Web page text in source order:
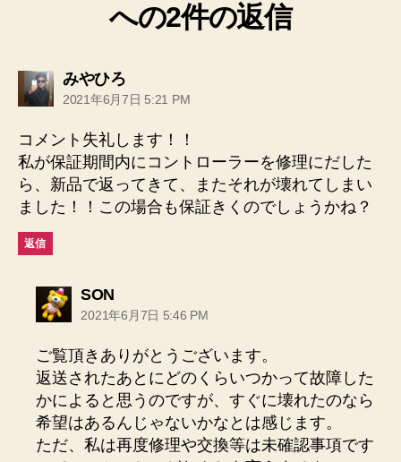
への2件の返信
みやひろの
発
2021年6月7日 5:21 PM
コメント失礼します！！
私が保証期間内にコントローラーを修理にだした
ら、新品で返ってきて、またそれが壊れてしまい
ました！！この場合も保証きくのでしょうかね？
返信
SONの
発
2021年6月7日 5:46 PM
ご覧頂きありがとうございます。
返送されたあとにどのくらいつかって故障した
かによると思うのですが、すぐに壊れたのなら
希望はあるんじゃないかなとは感じます。
ただ、私は再度修理や交換等は未確認事項です